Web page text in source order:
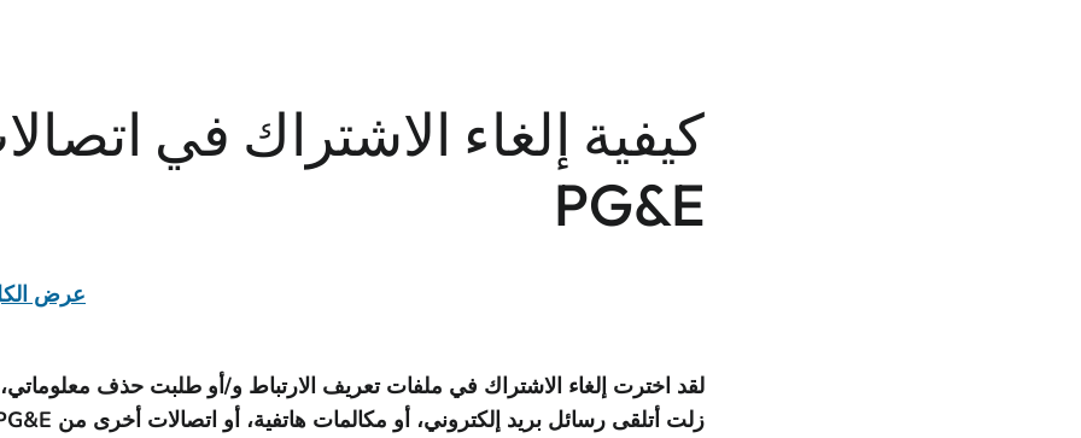
كيفية إلغاء الاشتراك في
PG&E
عرض
لقد اخترت إلغاء الاشتراك في ملفات تعريف الارتباط و/أو طلبت حذف